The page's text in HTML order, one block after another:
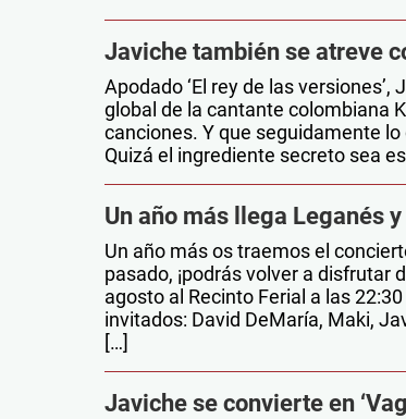
Javiche también se atreve
Apodado ‘El rey de las
global de la cantante colombiana
canciones. Y que seguidamente
Quizá el ingrediente secreto sea
Un año más llega Leganés
Un año más os traemos el
pasado, ¡podrás volver a disfrutar
agosto al Recinto Ferial a las
invitados: David DeMaría, Maki,
[…]
Javiche se convierte en